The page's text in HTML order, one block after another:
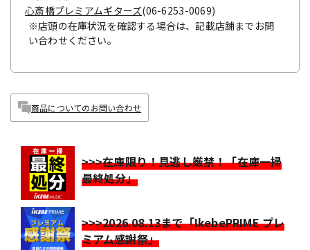
心斎橋プレミアムギターズ(06-6253-0069)
※店頭の在庫状況を確認する場合は、記載店舗までお問
い合わせください。
商品についてのお問い合わせ
>>>在庫限り！見逃し厳禁！「在庫一掃
最終処分」
>>>2026.08.13まで「IkebePRIME プレ
ミアム感謝祭」